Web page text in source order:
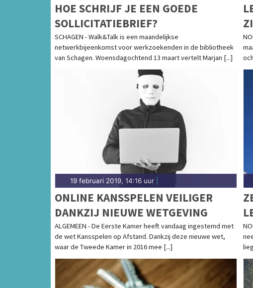
HOE SCHRIJF JE EEN GOEDE
SOLLICITATIEBRIEF?
SCHAGEN - Walk&Talk is een maandelijkse
netwerkbijeenkomst voor werkzoekenden in de bibliotheek
van Schagen. Woensdagochtend 13 maart vertelt Marjan [...]
19 februari 2019, 14:16 uur
ONLINE KANSSPELEN VEILIGER
DANKZIJ NIEUWE WETGEVING
ALGEMEEN - De Eerste Kamer heeft vandaag ingestemd met
de wet Kansspelen op Afstand. Dankzij deze nieuwe wet,
waar de Tweede Kamer in 2016 mee [...]